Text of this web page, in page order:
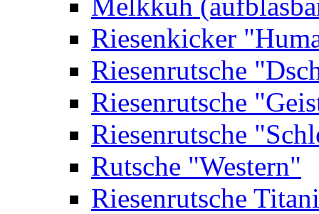
Riesenkicker
Riesenrutsche
Riesenrutsche
Riesenrutsche
Rutsche "Western"
Riesenrutsche